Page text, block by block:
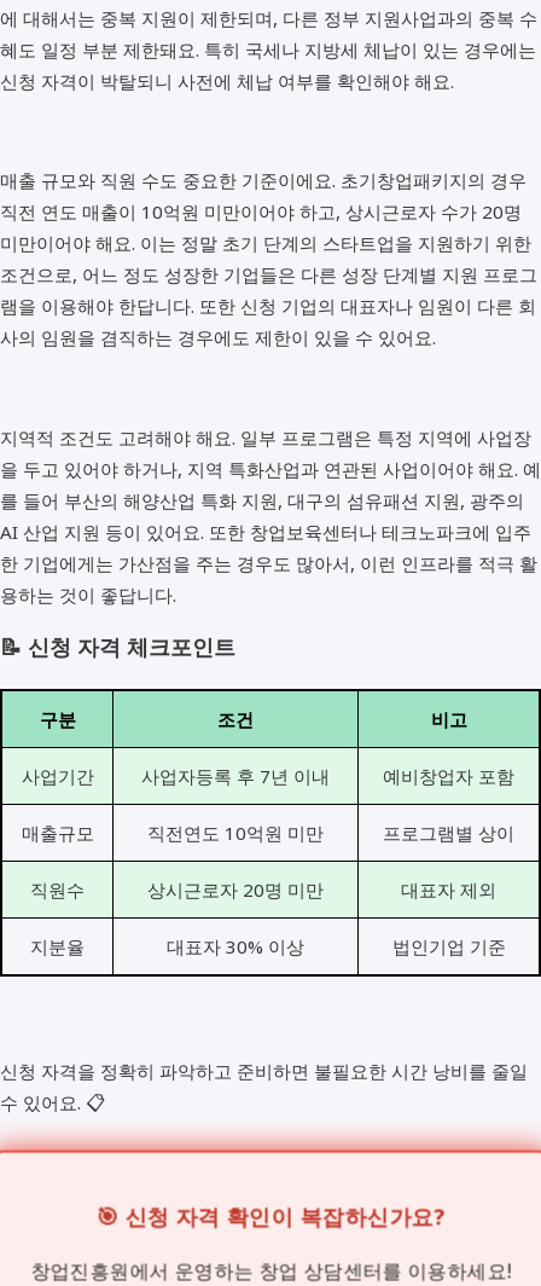
에 대해서는 중복 지원이 제한되며, 다른 정부 지원사업과의 중복 수
혜도 일정 부분 제한돼요. 특히 국세나 지방세 체납이 있는 경우에는
신청 자격이 박탈되니 사전에 체납 여부를 확인해야 해요.
매출 규모와 직원 수도 중요한 기준이에요. 초기창업패키지의 경우
직전 연도 매출이 10억원 미만이어야 하고, 상시근로자 수가 20명
미만이어야 해요. 이는 정말 초기 단계의 스타트업을 지원하기 위한
조건으로, 어느 정도 성장한 기업들은 다른 성장 단계별 지원 프로그
램을 이용해야 한답니다. 또한 신청 기업의 대표자나 임원이 다른 회
사의 임원을 겸직하는 경우에도 제한이 있을 수 있어요.
지역적 조건도 고려해야 해요. 일부 프로그램은 특정 지역에 사업장
을 두고 있어야 하거나, 지역 특화산업과 연관된 사업이어야 해요. 예
를 들어 부산의 해양산업 특화 지원, 대구의 섬유패션 지원, 광주의
AI 산업 지원 등이 있어요. 또한 창업보육센터나 테크노파크에 입주
한 기업에게는 가산점을 주는 경우도 많아서, 이런 인프라를 적극 활
용하는 것이 좋답니다.
📝 신청 자격 체크포인트
구분 조건 비고
사업기간 사업자등록 후 7년 이내 예비창업자 포함
매출규모 직전연도 10억원 미만 프로그램별 상이
직원수 상시근로자 20명 미만 대표자 제외
지분율 대표자 30% 이상 법인기업 기준
신청 자격을 정확히 파악하고 준비하면 불필요한 시간 낭비를 줄일
수 있어요. 📋
🎯 신청 자격 확인이 복잡하신가요?
창업진흥원에서 운영하는 창업 상담센터를 이용하세요!